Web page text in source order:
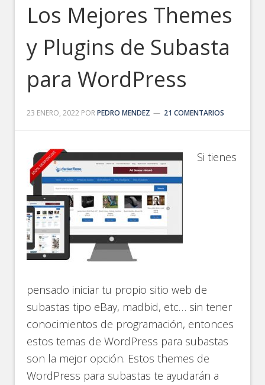
Los Mejores Themes
y Plugins de Subasta
para WordPress
23 ENERO, 2022 PORPEDRO MENDEZ 21 COMENTARIOS
Si tienes
pensado iniciar tu propio sitio web de
subastas tipo eBay, madbid, etc… sin tener
conocimientos de programación, entonces
estos temas de WordPress para subastas
son la mejor opción. Estos themes de
WordPress para subastas te ayudarán a